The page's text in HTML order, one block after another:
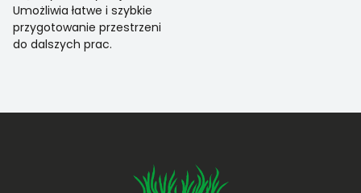
Umożliwia łatwe i szybkie
przygotowanie przestrzeni
do dalszych prac.